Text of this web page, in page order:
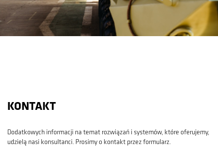
KONTAKT
Dodatkowych informacji na temat rozwiązań i systemów, które oferujemy,
udzielą nasi konsultanci. Prosimy o kontakt przez formularz.